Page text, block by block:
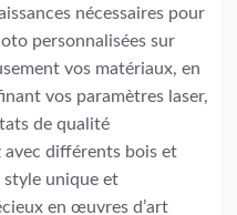
nécessaires pour
personnalisées sur
vos matériaux, en
vos paramètres laser,
de qualité
avec différents bois et
unique et
en œuvres d’art